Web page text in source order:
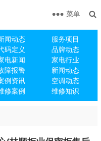
闻动态
服务项目
码定义
品牌动态
电新闻
家电行业
障报警
新闻动态
例资讯
空调动态
修案例 维修知识
菜单